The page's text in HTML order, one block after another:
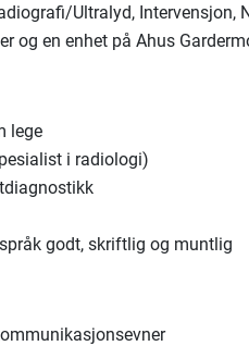
Ultralyd, Intervensjon,
og en enhet på Ahus
lege
i radiologi)
godt, skriftlig og muntlig